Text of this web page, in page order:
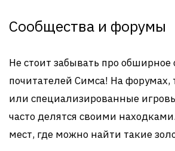
Сообщества и форумы
Не стоит забывать про обширное
почитателей Симса! На форумах,
или специализированные
часто делятся своими
мест, где можно найти такие